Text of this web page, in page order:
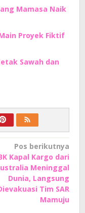
Mamasa Naik
Proyek Fiktif
Sawah dan
Pos berikutnya
Kapal Kargo dari
Meninggal
Dunia, Langsung
Tim SAR
Mamuju